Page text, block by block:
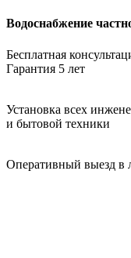
Водоснабжение
Бесплатная
Гарантия 5 лет
Установка всех
и бытовой техники
Оперативный выезд в